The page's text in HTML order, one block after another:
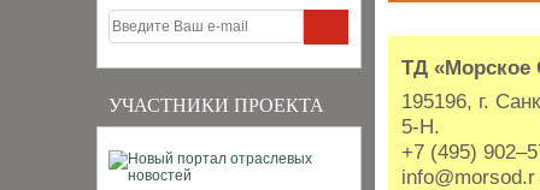
УЧАСТНИКИ ПРОЕКТА
ТД «Морское
195196, г.
5-Н.
+7 (495)
info@morsod.r